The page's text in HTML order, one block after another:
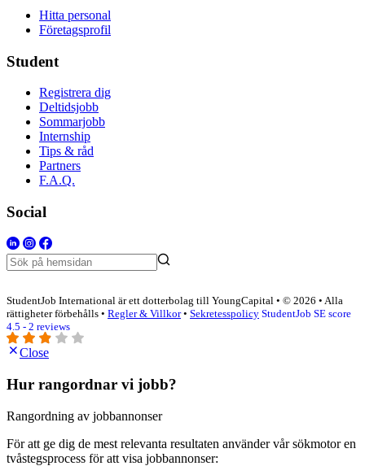
Hitta personal
Företagsprofil
Student
Registrera dig
Deltidsjobb
Sommarjobb
Internship
Tips & råd
Partners
F.A.Q.
Social
StudentJob International är ett dotterbolag till YoungCapital • © 2026 • Alla
rättigheter förbehålls • Regler & Villkor• Sekretesspolicy StudentJob SE score
4.5 - 2 reviews
Close
Hur rangordnar vi jobb?
Rangordning av jobbannonser
För att ge dig de mest relevanta resultaten använder vår sökmotor en
tvåstegsprocess för att visa jobbannonser: